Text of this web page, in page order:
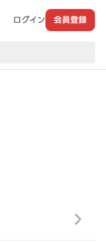
ログイン 会員登録